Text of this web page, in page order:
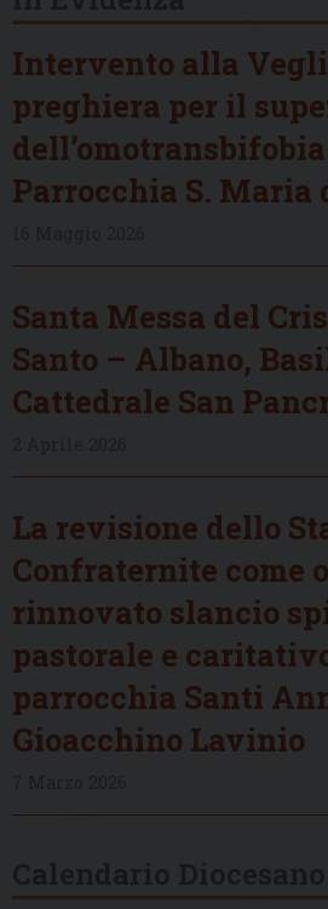
Intervento alla
preghiera per il
Parrocchia S. Maria
Santa Messa del
Santo – Albano,
Cattedrale San
La revisione dello
Confraternite come
rinnovato slancio
pastorale e
parrocchia Santi
Gioacchino Lavinio